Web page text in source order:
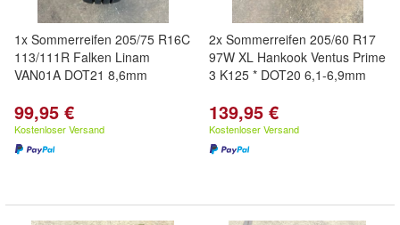
1x Sommerreifen 205/75 R16C
113/111R Falken Linam
VAN01A DOT21 8,6mm
99,95 €
Kostenloser Versand
2x Sommerreifen 205/60 R17
97W XL Hankook Ventus Prime
3 K125 * DOT20 6,1-6,9mm
139,95 €
Kostenloser Versand